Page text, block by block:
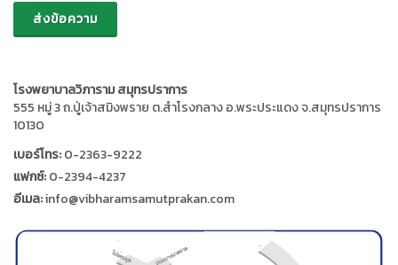
ส่งข้อความ
โรงพยาบาลวิภาราม สมุทรปราการ
555 หมู่ 3 ถ.ปู่เจ้าสมิงพราย ต.สำโรงกลาง อ.พระประแดง จ.สมุทรปราการ
10130
เบอร์โทร:0-2363-9222 ​
แฟกซ์:0-2394-4237
อีเมล:info@vibharamsamutprakan.com